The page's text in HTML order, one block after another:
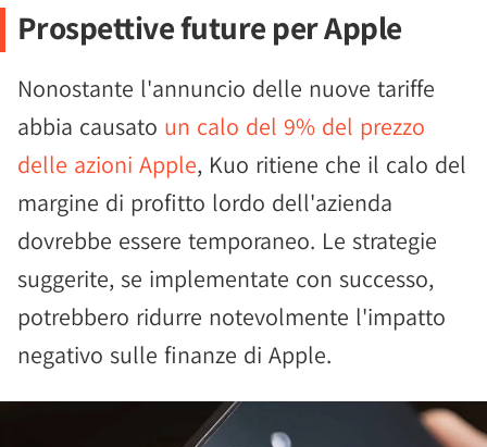
Prospettive future per Apple
Nonostante l'annuncio delle nuove tariffe
abbia causato un calo del 9% del prezzo
delle azioni Apple, Kuo ritiene che il calo del
margine di profitto lordo dell'azienda
dovrebbe essere temporaneo. Le strategie
suggerite, se implementate con successo,
potrebbero ridurre notevolmente l'impatto
negativo sulle finanze di Apple.